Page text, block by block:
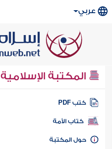
عربي
المكتبة الإسلامية
كتب PDF
كتاب الأمة